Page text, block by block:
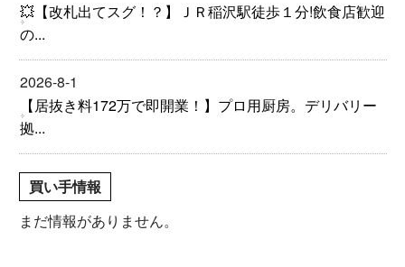
💥【改札出てスグ！？】ＪＲ稲沢駅徒歩１分!飲食店歓迎
の...
2026-8-1
【居抜き料172万で即開業！】プロ用厨房。デリバリー
拠...
買い手情報
まだ情報がありません。